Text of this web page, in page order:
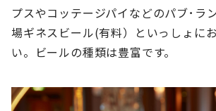
プスやコッテージパイなどのパブ･ラ
場ギネスビール(有料）といっしょに
い。ビールの種類は豊富です。